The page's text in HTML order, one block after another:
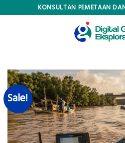
KONSULTAN PEMETAAN
Sale!